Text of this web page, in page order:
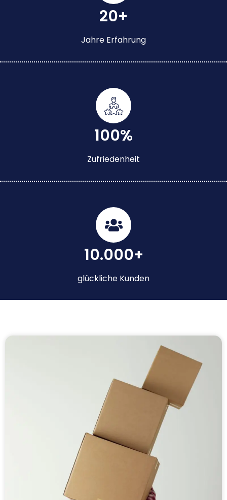
20+
Jahre Erfahrung
100%
Zufriedenheit
10.000+
glückliche Kunden